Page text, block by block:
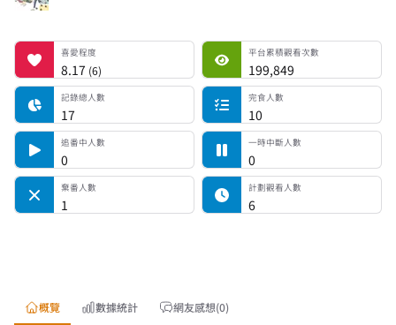
喜愛程度喜愛程度
8.17 (6)
平台累積觀看次數 平台累積觀看次數
199,849
記錄總人數
記錄總人數
17
完食人數
完食人數
10
追番中人數
追番中人數
0
一時中斷人數
一時中斷人數
0
棄番人數
棄番人數
1
計劃觀看人數
計劃觀看人數
6
概覽 數據統計 網友感想(0)